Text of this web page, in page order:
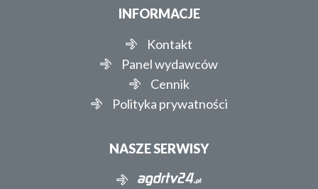
INFORMACJE
Kontakt
Panel wydawców
Cennik
Polityka prywatności
NASZE SERWISY